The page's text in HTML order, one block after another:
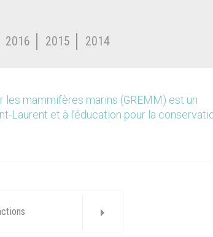
2016 2015 2014
les mammifères marins (GREMM) est un
Laurent et à l’éducation pour la